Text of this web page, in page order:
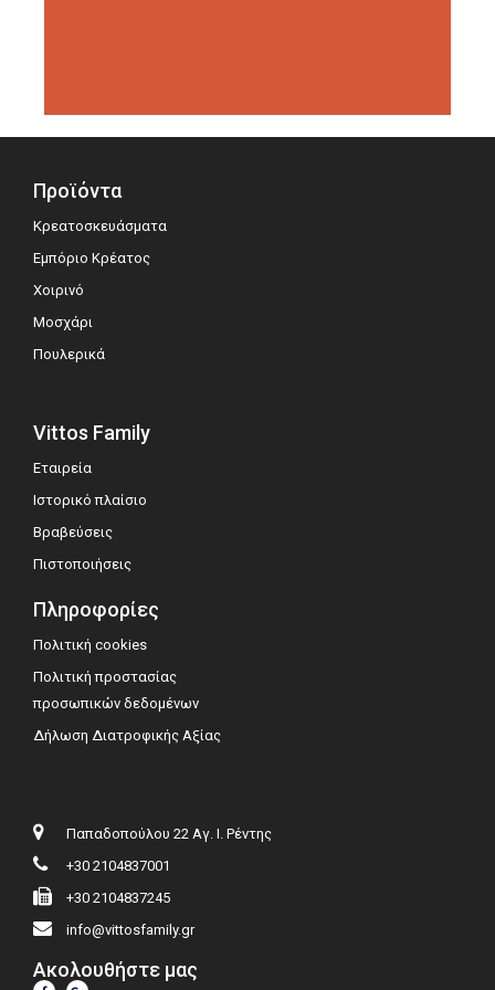
Προϊόντα
Κρεατοσκευάσματα
Εμπόριο Κρέατος
Χοιρινό
Μοσχάρι
Πουλερικά
Vittos Family
Εταιρεία
Ιστορικό πλαίσιο
Βραβεύσεις
Πιστοποιήσεις
Πληροφορίες
Πολιτική cookies
Πολιτική προστασίας
προσωπικών δεδομένων
Δήλωση Διατροφικής Αξίας
Παπαδοπούλου 22 Αγ. Ι. Ρέντης
+30 2104837001
+30 2104837245
info@vittosfamily.gr
Ακολουθήστε μας